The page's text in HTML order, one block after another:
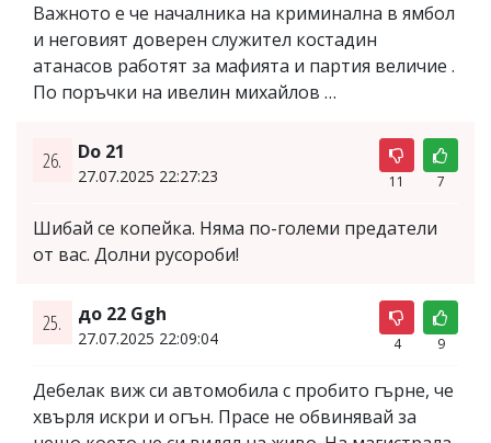
Важното е че началника на криминална в ямбол
и неговият доверен служител костадин
атанасов работят за мафията и партия величие .
По поръчки на ивелин михайлов …
26. Do 21
27.07.2025 22:27:23 11 7
Шибай се копейка. Няма по-големи предатели
от вас. Долни русороби!
25. до 22 Ggh
27.07.2025 22:09:04 4 9
Дебелак виж си автомобила с пробито гърне, че
хвърля искри и огън. Прасе не обвинявай за